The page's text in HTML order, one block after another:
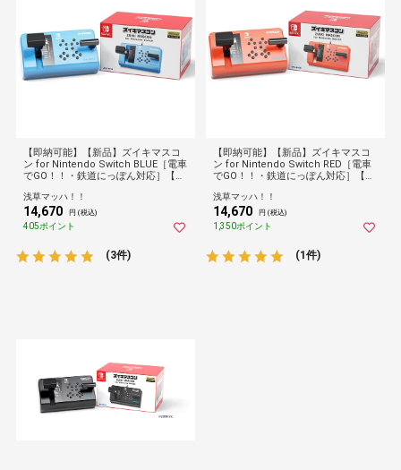
【即納可能】【新品】ズイキマスコ
ン for Nintendo Switch BLUE［電車
でGO！！・鉄道にっぽん対応］【送
浅草マッハ！！
14,670 円 (税込)
405ポイント
(3件)
【即納可能】【新品】ズイキマスコ
ン for Nintendo Switch RED［電車
でGO！！・鉄道にっぽん対応］【送
浅草マッハ！！
14,670 円 (税込)
1,350ポイント
(1件)